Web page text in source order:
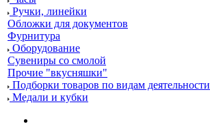
Ручки, линейки
Обложки для документов
Фурнитура
Оборудование
Сувениры со смолой
Прочие "вкусняшки"
Подборки товаров по видам деятельности
Медали и кубки